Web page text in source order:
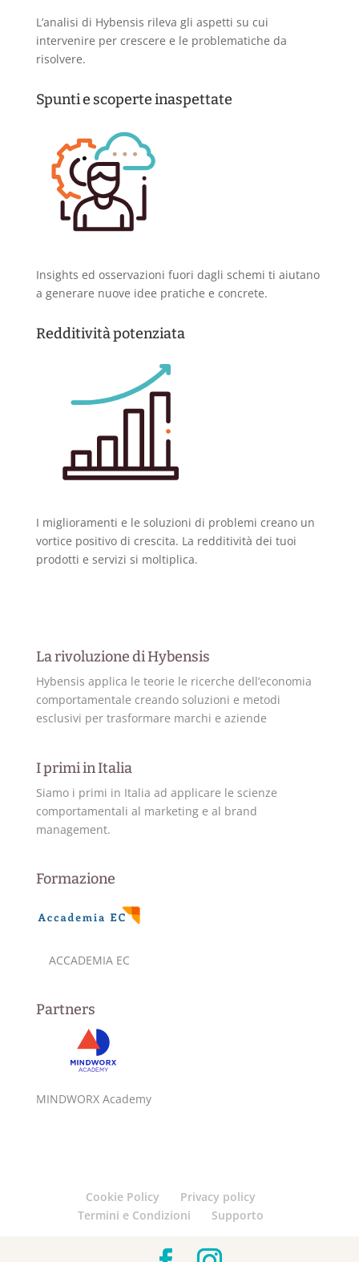
L’analisi di Hybensis rileva gli aspetti su cui
intervenire per crescere e le problematiche da
risolvere.
Spunti e scoperte inaspettate
Insights ed osservazioni fuori dagli schemi ti aiutano
a generare nuove idee pratiche e concrete.
Redditività potenziata
I miglioramenti e le soluzioni di problemi creano un
vortice positivo di crescita. La redditività dei tuoi
prodotti e servizi si moltiplica.
La rivoluzione di Hybensis
Hybensis applica le teorie le ricerche dell’economia
comportamentale creando soluzioni e metodi
esclusivi per trasformare marchi e aziende
I primi in Italia
Siamo i primi in Italia ad applicare le scienze
comportamentali al marketing e al brand
management.
Formazione
ACCADEMIA EC
Partners
MINDWORX Academy
Cookie Policy
Privacy policy
Termini e Condizioni
Supporto